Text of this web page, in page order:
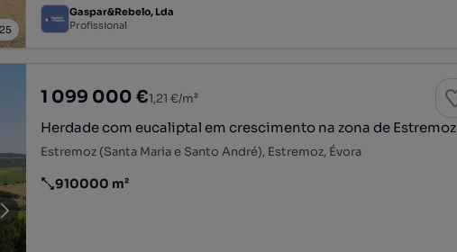
25
Gaspar&Rebelo, Lda
Profissional
1 099 000 €1,21 €/m²
Herdade com eucaliptal em crescimento na zona de Estremoz
Estremoz (Santa Maria e Santo André), Estremoz, Évora
Preço por metro quadrado
910000 m²